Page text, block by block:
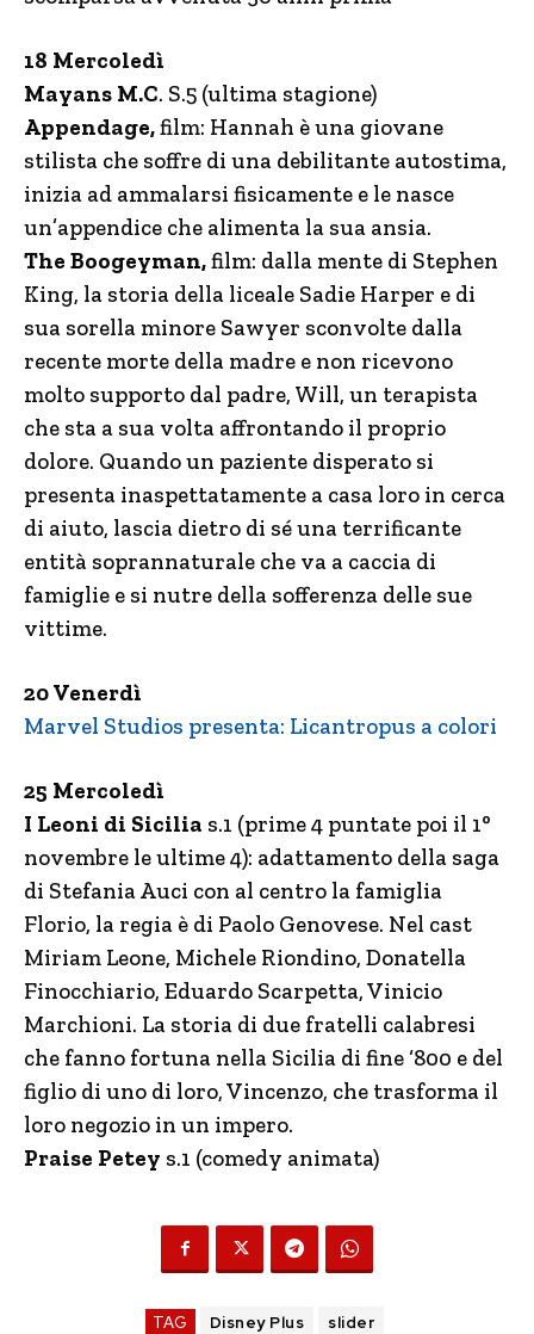
18 Mercoledì
Mayans M.C. S.5 (ultima stagione)
Appendage,film: Hannah è una giovane
stilista che soffre di una debilitante autostima,
inizia ad ammalarsi fisicamente e le nasce
un’appendice che alimenta la sua ansia.
The Boogeyman,film: dalla mente di Stephen
King, la storia della liceale Sadie Harper e di
sua sorella minore Sawyer sconvolte dalla
recente morte della madre e non ricevono
molto supporto dal padre, Will, un terapista
che sta a sua volta affrontando il proprio
dolore. Quando un paziente disperato si
presenta inaspettatamente a casa loro in cerca
di aiuto, lascia dietro di sé una terrificante
entità soprannaturale che va a caccia di
famiglie e si nutre della sofferenza delle sue
vittime.
20 Venerdì
Marvel Studios presenta: Licantropus a colori
25 Mercoledì
I Leoni di Sicilia s.1 (prime 4 puntate poi il 1°
novembre le ultime 4): adattamento della saga
di Stefania Auci con al centro la famiglia
Florio, la regia è di Paolo Genovese. Nel cast
Miriam Leone, Michele Riondino, Donatella
Finocchiario, Eduardo Scarpetta, Vinicio
Marchioni. La storia di due fratelli calabresi
che fanno fortuna nella Sicilia di fine ‘800 e del
figlio di uno di loro, Vincenzo, che trasforma il
loro negozio in un impero.
Praise Petey s.1 (comedy animata)
TAG Disney Plus slider